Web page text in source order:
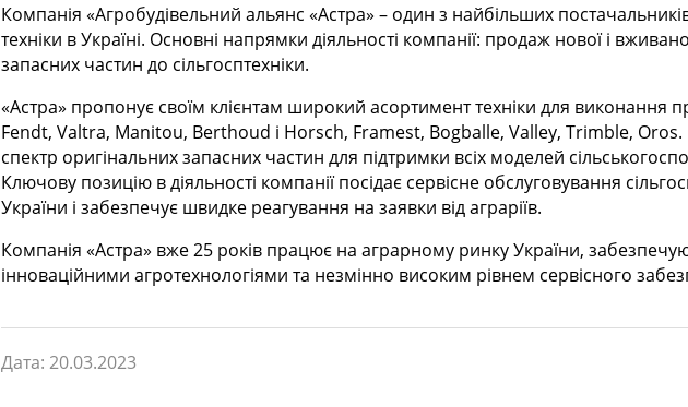
Компанія «Агробудівельний альянс «Астра» – один з найбільших
техніки в Україні. Основні напрямки діяльності компанії: продаж нової і
запасних частин до сільгосптехніки.
«Астра» пропонує своїм клієнтам широкий асортимент техніки для виконання
Fendt, Valtra, Manitou, Berthoud і Horsch, Framest, Bogballe, Valley, Trimble,
спектр оригінальних запасних частин для підтримки всіх моделей
Ключову позицію в діяльності компанії посідає сервісне обслуговування
України і забезпечує швидке реагування на заявки від аграріїв.
Компанія «Астра» вже 25 років працює на аграрному ринку України,
інноваційними агротехнологіями та незмінно високим рівнем сервісного
Дата: 20.03.2023